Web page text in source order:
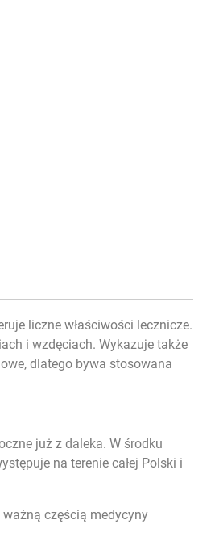
liczne właściwości lecznicze.
i wzdęciach. Wykazuje także
dlatego bywa stosowana
już z daleka. W środku
na terenie całej Polski i
częścią medycyny